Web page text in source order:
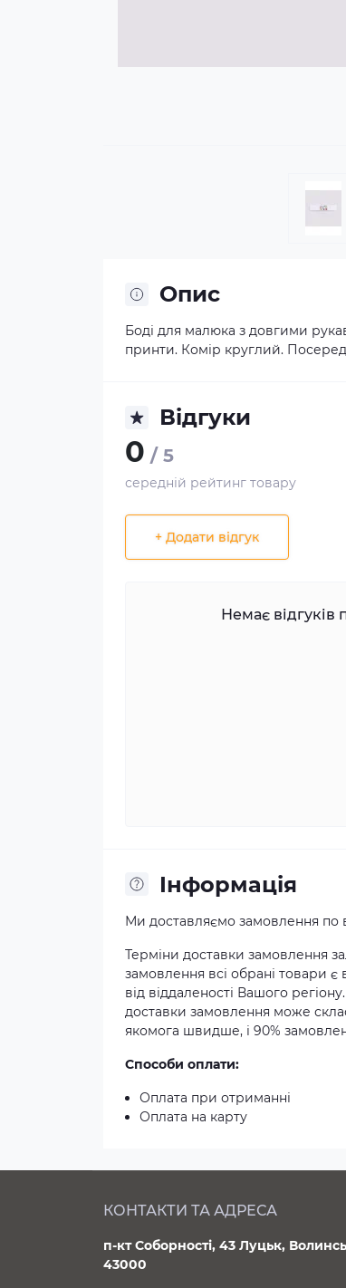
Опис
Боді для малюка з довгими
принти. Комір круглий.
Відгуки
0 / 5
середній рейтинг товару
+ Додати відгук
Немає відгуків
Iнформація
Ми доставляємо замовлення по
Терміни доставки замовлення
замовлення всі обрані товари є
від віддаленості Вашого
доставки замовлення може
якомога швидше, і 90%
Способи оплати:
Оплата при отриманні
Оплата на карту
КОНТАКТИ ТА АДРЕСА
п-кт Соборності, 43 Луцьк,
43000